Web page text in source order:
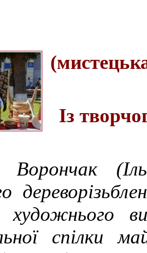
Із
Ворончак
художнього
спілки